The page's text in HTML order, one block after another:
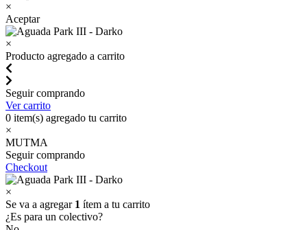
×
Aceptar
×
Producto agregado a carrito
Seguir comprando
Ver carrito
0 item(s) agregado tu carrito
×
MUTMA
Seguir comprando
Checkout
×
Se va a agregar 1 ítem a tu carrito
¿Es para un colectivo?